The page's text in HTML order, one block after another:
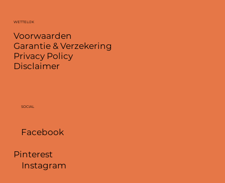
WETTELIJK
Voorwaarden
Garantie & Verzekering
Privacy Policy
Disclaimer
SOCIAL
Facebook
Instagram
Pinterest